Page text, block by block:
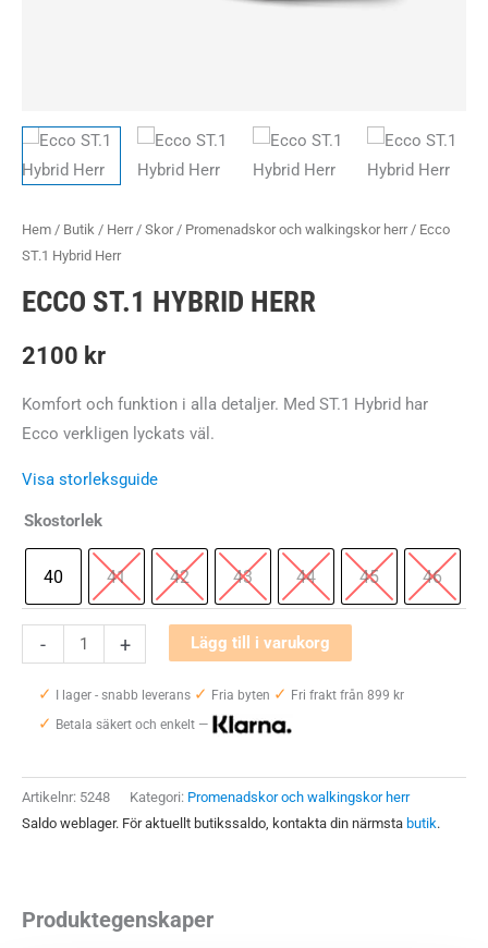
Hem / Butik / Herr/ Skor/ Promenadskor och walkingskor herr/ Ecco
ST.1 Hybrid Herr
ECCO ST.1 HYBRID HERR
2100 kr
Komfort och funktion i alla detaljer. Med ST.1 Hybrid har
Ecco verkligen lyckats väl.
Visa storleksguide
Skostorlek
40 41 42 43 44 45 46
-
ST.1
Hybrid
Herr
+ Lägg till i varukorg
✓ I lager - snabb leverans ✓ Fria byten ✓ Fri frakt från 899 kr
✓ Betala säkert och enkelt —
Artikelnr: 5248 Kategori: Promenadskor och walkingskor herr
Saldo weblager. För aktuellt butikssaldo, kontakta din närmsta butik.
Produktegenskaper